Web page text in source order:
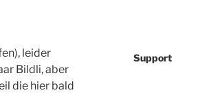
leider
Bildli, aber
die hier bald
Support